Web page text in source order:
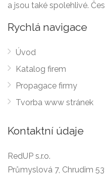
a jsou také spolehlivé.
Rychlá navigace
Úvod
Katalog firem
Propagace firmy
Tvorba www stránek
Kontaktní údaje
RedUP s.r.o.
Průmyslová 7, Chrudim